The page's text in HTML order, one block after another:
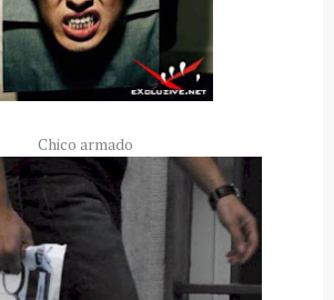
Chico armado